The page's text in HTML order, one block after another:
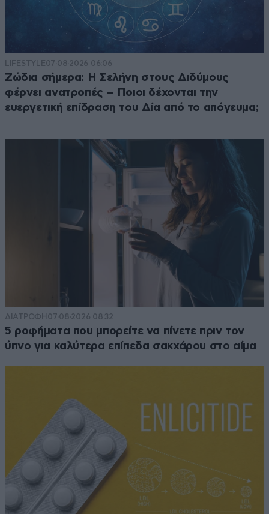
LIFESTYLE07·08·2026 06:06
Ζώδια σήμερα: Η Σελήνη στους Διδύμους
φέρνει ανατροπές – Ποιοι δέχονται την
ευεργετική επίδραση του Δία από το απόγευμα;
ΔΙΑΤΡΟΦΗ 07·08·2026 08:32
5 ροφήματα που μπορείτε να πίνετε πριν τον
ύπνο για καλύτερα επίπεδα σακχάρου στο αίμα